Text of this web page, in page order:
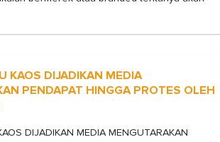
KAOS DIJADIKAN MEDIA
PENDAPAT HINGGA PROTES OLEH
DIJADIKAN MEDIA MENGUTARAKAN